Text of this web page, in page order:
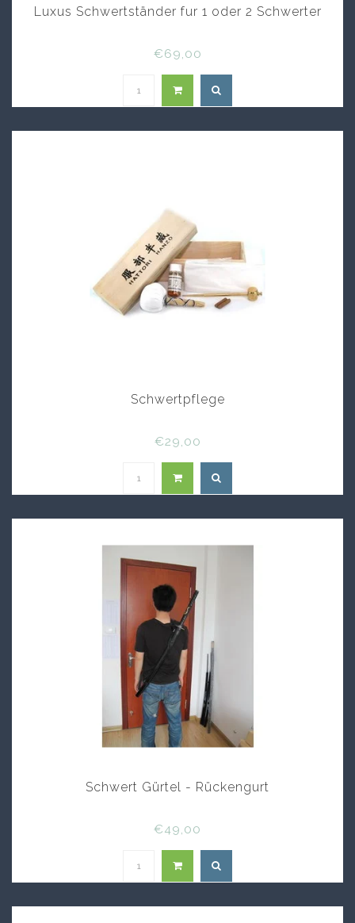
Luxus Schwertständer fur 1 oder 2 Schwerter
€69,00
Schwertpflege
€29,00
Schwert Gürtel - Rückengurt
€49,00